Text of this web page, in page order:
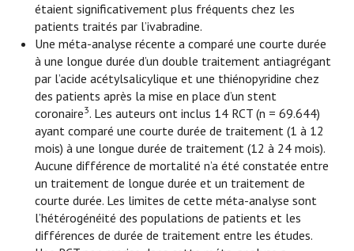
étaient significativement plus fréquents chez les
patients traités par l’ivabradine.
Une méta-analyse récente a comparé une courte durée
à une longue durée d’un double traitement antiagrégant
par l’acide acétylsalicylique et une thiénopyridine chez
des patients après la mise en place d’un stent
coronaire3. Les auteurs ont inclus 14 RCT (n = 69.644)
ayant comparé une courte durée de traitement (1 à 12
mois) à une longue durée de traitement (12 à 24 mois).
Aucune différence de mortalité n’a été constatée entre
un traitement de longue durée et un traitement de
courte durée. Les limites de cette méta-analyse sont
l’hétérogénéité des populations de patients et les
différences de durée de traitement entre les études.